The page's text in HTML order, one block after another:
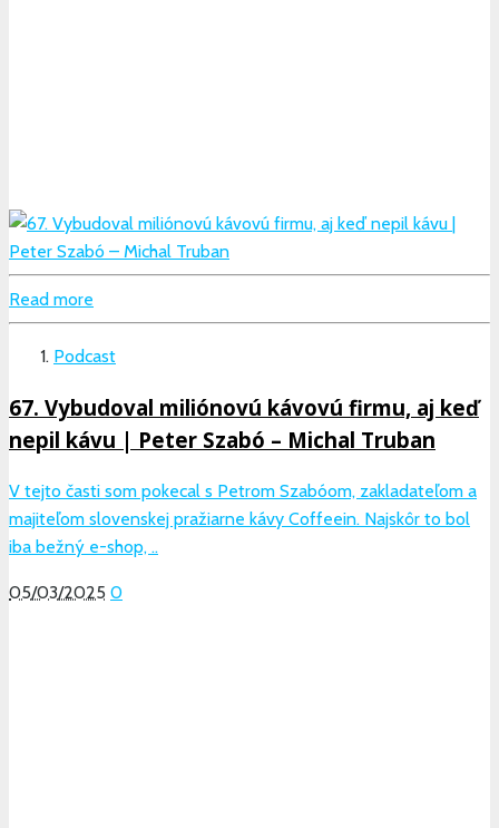
Read more
Podcast
67. Vybudoval miliónovú kávovú firmu, aj keď
nepil kávu | Peter Szabó – Michal Truban
V tejto časti som pokecal s Petrom Szabóom, zakladateľom a
majiteľom slovenskej pražiarne kávy Coffeein. Najskôr to bol
iba bežný e-shop, ..
05/03/2025 0